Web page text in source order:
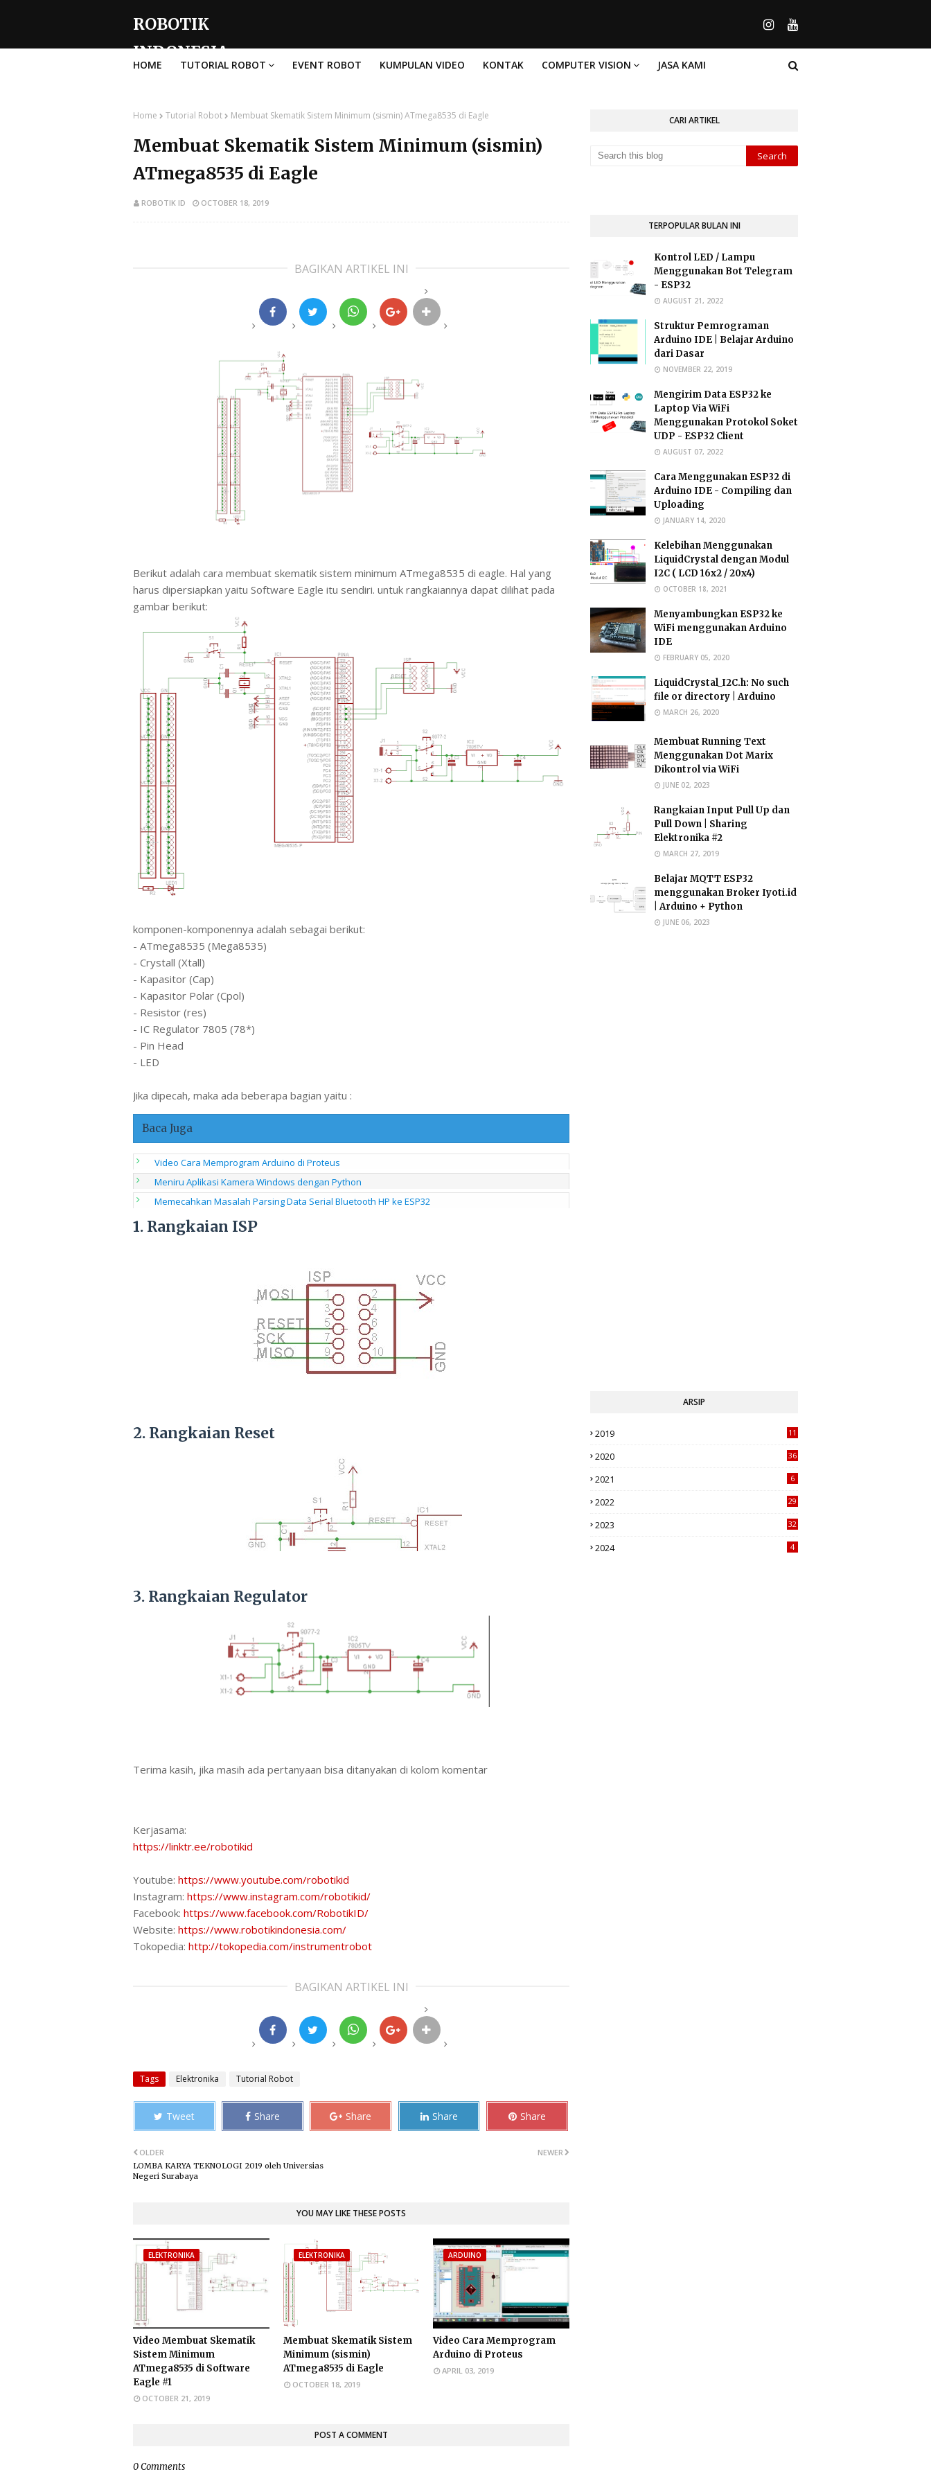
ROBOTIK
INDONESIA
HOME TUTORIAL ROBOT EVENT ROBOT KUMPULAN VIDEO KONTAK COMPUTER VISION JASA KAMI
Home Tutorial Robot Membuat Skematik Sistem Minimum (sismin) ATmega8535 di Eagle
Membuat Skematik Sistem Minimum (sismin)
ATmega8535 di Eagle
ROBOTIK ID OCTOBER 18, 2019
BAGIKAN ARTIKEL INI
Berikut adalah cara membuat skematik sistem minimum ATmega8535 di eagle. Hal yang
harus dipersiapkan yaitu Software Eagle itu sendiri. untuk rangkaiannya dapat dilihat pada
gambar berikut:
komponen-komponennya adalah sebagai berikut:
- ATmega8535 (Mega8535)
- Crystall (Xtall)
- Kapasitor (Cap)
- Kapasitor Polar (Cpol)
- Resistor (res)
- IC Regulator 7805 (78*)
- Pin Head
- LED
Jika dipecah, maka ada beberapa bagian yaitu :
Baca Juga
Video Cara Memprogram Arduino di Proteus
Meniru Aplikasi Kamera Windows dengan Python
Memecahkan Masalah Parsing Data Serial Bluetooth HP ke ESP32
1. Rangkaian ISP
2. Rangkaian Reset
3. Rangkaian Regulator
Terima kasih, jika masih ada pertanyaan bisa ditanyakan di kolom komentar
Kerjasama:
https://linktr.ee/robotikid
Youtube: https://www.youtube.com/robotikid
Instagram: https://www.instagram.com/robotikid/
Facebook: https://www.facebook.com/RobotikID/
Website: https://www.robotikindonesia.com/
Tokopedia: http://tokopedia.com/instrumentrobot
BAGIKAN ARTIKEL INI
Tags Elektronika Tutorial Robot
Tweet Share Share Share Share
NEWER
OLDER
LOMBA KARYA TEKNOLOGI 2019 oleh Universias
Negeri Surabaya
YOU MAY LIKE THESE POSTS
ELEKTRONIKA
Video Membuat Skematik
Sistem Minimum
ATmega8535 di Software
Eagle #1
OCTOBER 21, 2019
ELEKTRONIKA
Membuat Skematik Sistem
Minimum (sismin)
ATmega8535 di Eagle
OCTOBER 18, 2019
ARDUINO
Video Cara Memprogram
Arduino di Proteus
APRIL 03, 2019
POST A COMMENT
0 Comments
CARI ARTIKEL
TERPOPULAR BULAN INI
Kontrol LED / Lampu
Menggunakan Bot Telegram
- ESP32
AUGUST 21, 2022
Struktur Pemrograman
Arduino IDE | Belajar Arduino
dari Dasar
NOVEMBER 22, 2019
Mengirim Data ESP32 ke
Laptop Via WiFi
Menggunakan Protokol Soket
UDP - ESP32 Client
AUGUST 07, 2022
Cara Menggunakan ESP32 di
Arduino IDE - Compiling dan
Uploading
JANUARY 14, 2020
Kelebihan Menggunakan
LiquidCrystal dengan Modul
I2C ( LCD 16x2 / 20x4)
OCTOBER 18, 2021
Menyambungkan ESP32 ke
WiFi menggunakan Arduino
IDE
FEBRUARY 05, 2020
LiquidCrystal_I2C.h: No such
file or directory | Arduino
MARCH 26, 2020
Membuat Running Text
Menggunakan Dot Marix
Dikontrol via WiFi
JUNE 02, 2023
Rangkaian Input Pull Up dan
Pull Down | Sharing
Elektronika #2
MARCH 27, 2019
Belajar MQTT ESP32
menggunakan Broker Iyoti.id
| Arduino + Python
JUNE 06, 2023
ARSIP
2019
11
2020 36
2021 6
2022 29
2023 32
2024 4